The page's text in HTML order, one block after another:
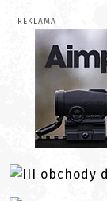
REKLAMA